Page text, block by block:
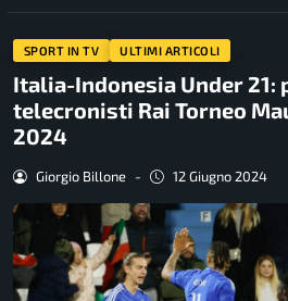
SPORT IN TV ULTIMI ARTICOLI
Italia-Indonesia Under 21:
telecronisti Rai Torneo
2024
Giorgio Billone - 12 Giugno 2024